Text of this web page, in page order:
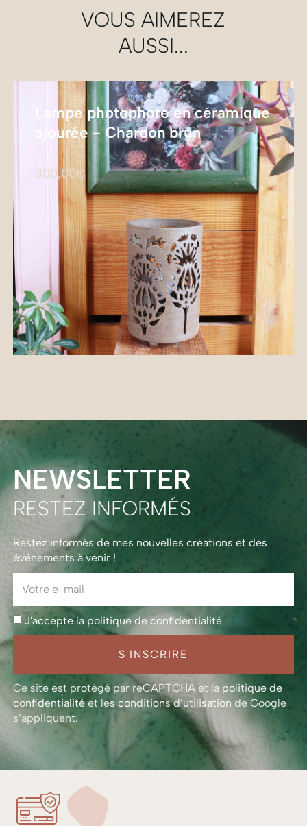
VOUS AIMEREZ
AUSSI...
Lampe photophore en céramique
ajourée - Chardon brun
300,00€
NEWSLETTER
RESTEZ INFORMÉS
Restez informés de mes nouvelles créations et des
événements à venir !
J'accepte la politique de confidentialité
S'INSCRIRE
Ce site est protégé par reCAPTCHA et la politique de
confidentialitéet lesconditions d’utilisation de Google
s’appliquent.